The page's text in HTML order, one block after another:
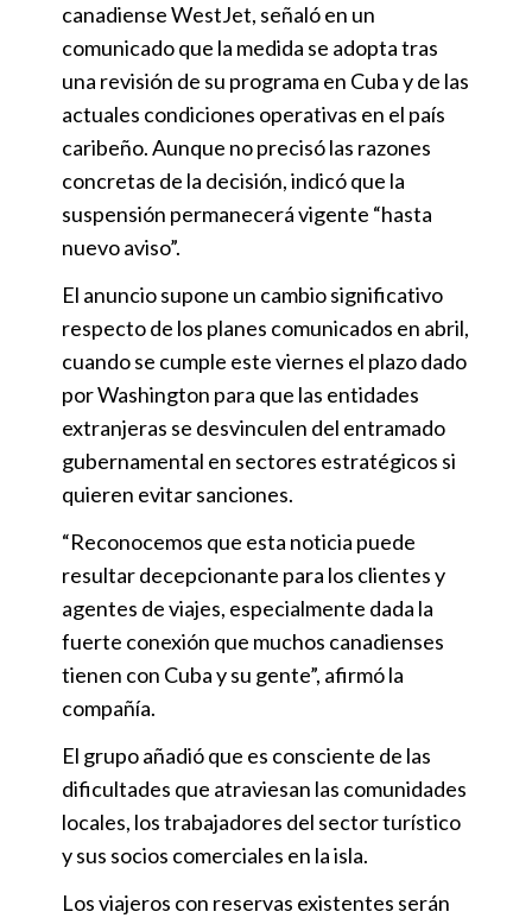
canadiense WestJet, señaló en un
comunicado que la medida se adopta tras
una revisión de su programa en Cuba y de las
actuales condiciones operativas en el país
caribeño. Aunque no precisó las razones
concretas de la decisión, indicó que la
suspensión permanecerá vigente “hasta
nuevo aviso”.
El anuncio supone un cambio significativo
respecto de los planes comunicados en abril,
cuando se cumple este viernes el plazo dado
por Washington para que las entidades
extranjeras se desvinculen del entramado
gubernamental en sectores estratégicos si
quieren evitar sanciones.
“Reconocemos que esta noticia puede
resultar decepcionante para los clientes y
agentes de viajes, especialmente dada la
fuerte conexión que muchos canadienses
tienen con Cuba y su gente”, afirmó la
compañía.
El grupo añadió que es consciente de las
dificultades que atraviesan las comunidades
locales, los trabajadores del sector turístico
y sus socios comerciales en la isla.
Los viajeros con reservas existentes serán